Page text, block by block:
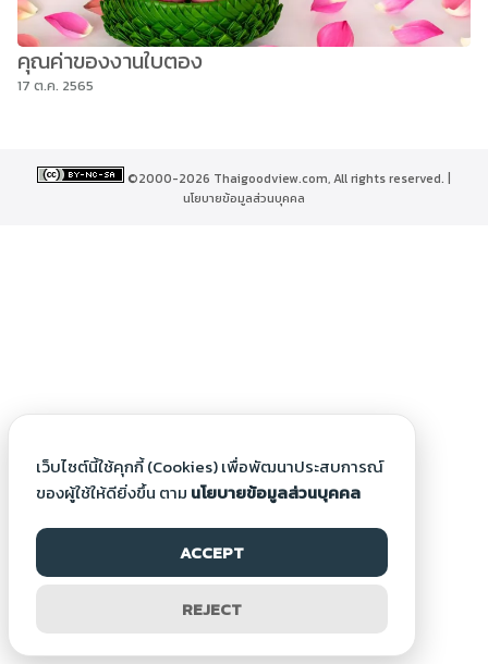
คุณค่าของงานใบตอง
17 ต.ค. 2565
©2000-2026 Thaigoodview.com, All rights reserved. |
นโยบายข้อมูลส่วนบุคคล
เว็บไซต์นี้ใช้คุกกี้ (Cookies) เพื่อพัฒนาประสบการณ์
ของผู้ใช้ให้ดียิ่งขึ้น ตาม นโยบายข้อมูลส่วนบุคคล
ACCEPT
REJECT